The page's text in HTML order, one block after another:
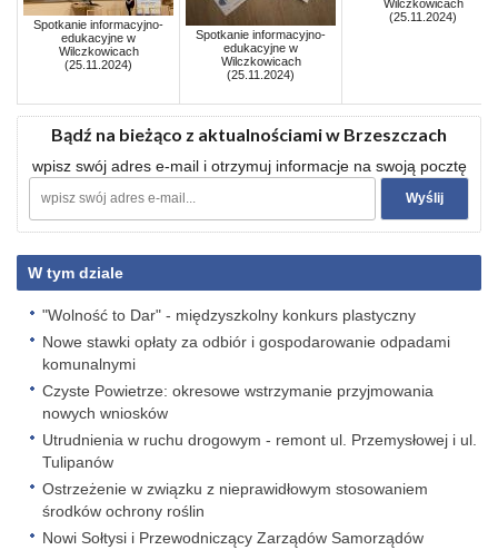
Spotkanie informacyjno-
edukacyjne w
Wilczkowicach
(25.11.2024)
Spotkanie informacyjno-
edukacyjne w
Wilczkowicach
(25.11.2024)
Wilczkowicach
(25.11.2024)
Bądź na bieżąco z aktualnościami w Brzeszczach
wpisz swój adres e-mail i otrzymuj informacje na swoją pocztę
W tym dziale
"Wolność to Dar" - międzyszkolny konkurs plastyczny
Nowe stawki opłaty za odbiór i gospodarowanie odpadami
komunalnymi
Czyste Powietrze: okresowe wstrzymanie przyjmowania
nowych wniosków
Utrudnienia w ruchu drogowym - remont ul. Przemysłowej i ul.
Tulipanów
Ostrzeżenie w związku z nieprawidłowym stosowaniem
środków ochrony roślin
Nowi Sołtysi i Przewodniczący Zarządów Samorządów